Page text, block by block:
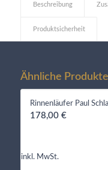
Beschreibung
Produktsicherheit
Ähnliche Produkte
Rinnenläufer Paul
178,00 €
inkl. MwSt.